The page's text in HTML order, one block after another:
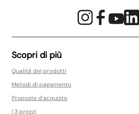
Scopri di più
Qualità dei prodotti
Metodi di pagamento
Proposte d'acquisto
I 3 prezzi